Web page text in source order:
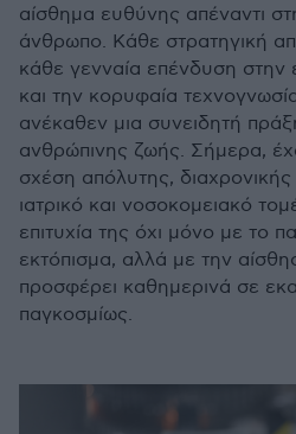
αίσθημα ευθύνης απέναντι
άνθρωπο. Κάθε στρατηγική
κάθε γενναία επένδυση στην
και την κορυφαία
ανέκαθεν μια συνειδητή
ανθρώπινης ζωής. Σήμερα,
σχέση απόλυτης,
ιατρικό και νοσοκομειακό
επιτυχία της όχι μόνο με το
εκτόπισμα, αλλά με την
προσφέρει καθημερινά σε
παγκοσμίως.